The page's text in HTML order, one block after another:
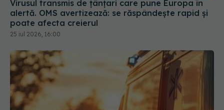
25 iul 2026, 16:00